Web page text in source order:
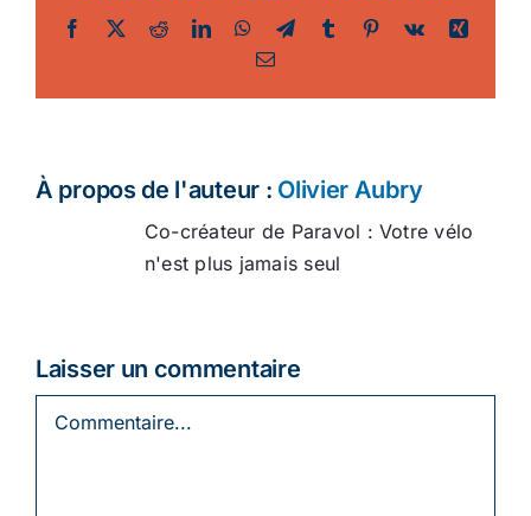
Facebook
TwitterRedditLinkedInWhatsApp
TelegramTumblr Pinterest
Vk
Xing
Email
À propos de l'auteur : Olivier Aubry
Co-créateur de Paravol : Votre vélo
n'est plus jamais seul
Laisser un commentaire